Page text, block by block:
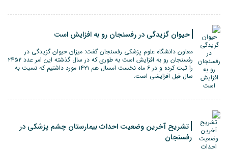
حیوان گزیدگی در رفسنجان رو به افزایش است
معاون دانشگاه علوم پزشکی رفسنجان گفت: میزان حیوان گزیدگی در
رفسنجان رو به افزایش است به طوری که در سال گذشته این امر عدد ۲۴۵۲
را ثبت کرده و در ۶ ماه نخست امسال هم ۱۴۲۱ مورد داشتیم که نسبت به
سال قبل افزایشی است.
تشریح آخرین وضعیت احداث بیمارستان چشم پزشکی در
رفسنجان